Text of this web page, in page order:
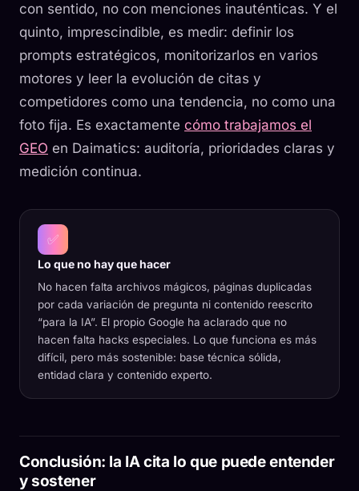
con sentido, no con menciones inauténticas. Y el
quinto, imprescindible, es medir: definir los
prompts estratégicos, monitorizarlos en varios
motores y leer la evolución de citas y
competidores como una tendencia, no como una
foto fija. Es exactamente cómo trabajamos el
GEO en Daimatics: auditoría, prioridades claras y
medición continua.
✅
Lo que no hay que hacer
No hacen falta archivos mágicos, páginas duplicadas
por cada variación de pregunta ni contenido reescrito
“para la IA”. El propio Google ha aclarado que no
hacen falta hacks especiales. Lo que funciona es más
difícil, pero más sostenible: base técnica sólida,
entidad clara y contenido experto.
Conclusión: la IA cita lo que puede entender
y sostener